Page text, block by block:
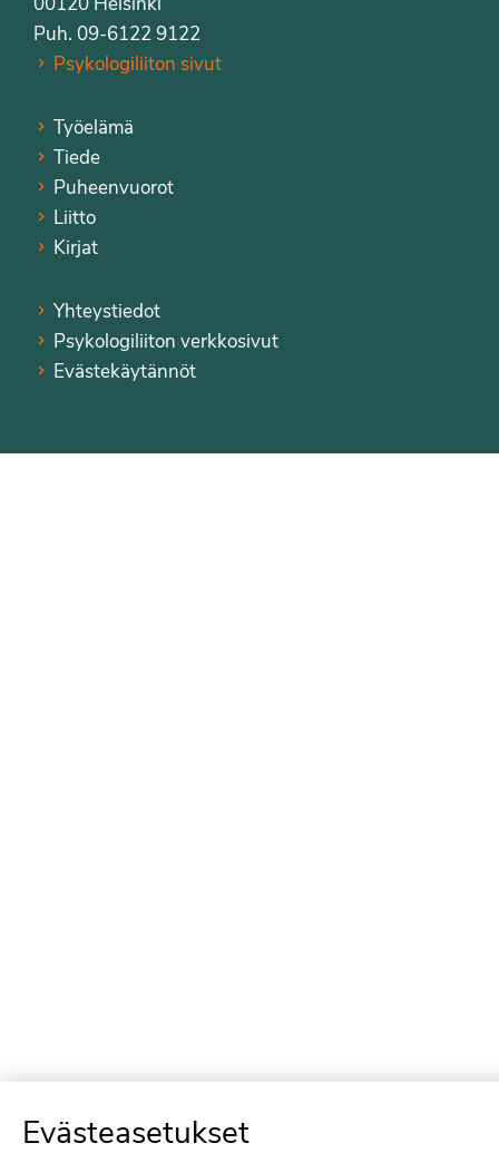
Puh. 09-6122 9122
Psykologiliiton sivut
Työelämä
Tiede
Puheenvuorot
Liitto
Kirjat
Yhteystiedot
Psykologiliiton verkkosivut
Evästekäytännöt
Evästeasetukset